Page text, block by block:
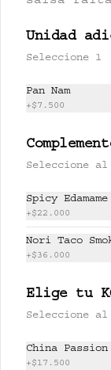
Unidad
Seleccione 1
Pan Nam
+$7.500
Seleccione al
Spicy Edamame
+$22.000
Nori Taco
+$36.000
Elige tu
Seleccione al
China
+$17.500